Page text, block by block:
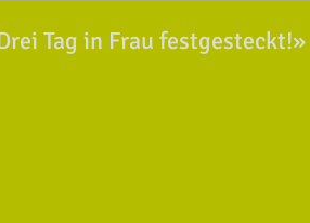
Tag in Frau festgesteckt!»